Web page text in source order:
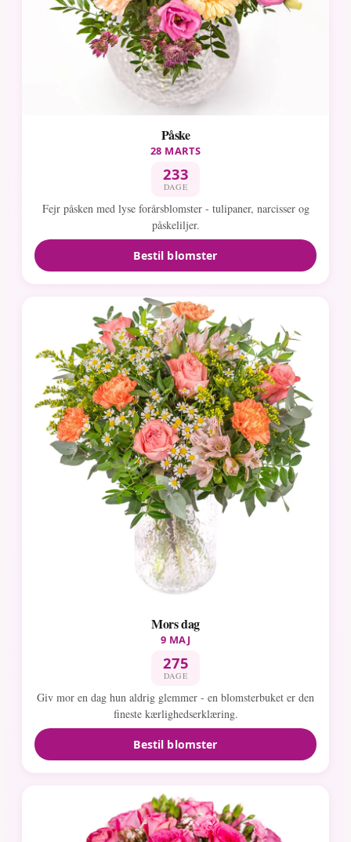
Påske
28 MARTS
233
DAGE
Fejr påsken med lyse forårsblomster - tulipaner, narcisser og
påskeliljer.
Bestil blomster
Mors dag
9 MAJ
275
DAGE
Giv mor en dag hun aldrig glemmer - en blomsterbuket er den
fineste kærlighedserklæring.
Bestil blomster